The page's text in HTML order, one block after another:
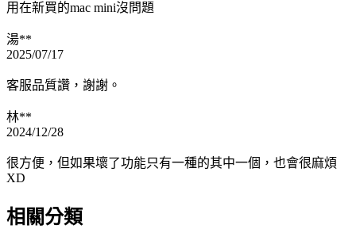
用在新買的mac mini沒問題
湯**
2025/07/17
客服品質讚，謝謝。
林**
2024/12/28
很方便，但如果壞了功能只有一種的其中一個，也會很麻煩
XD
相關分類